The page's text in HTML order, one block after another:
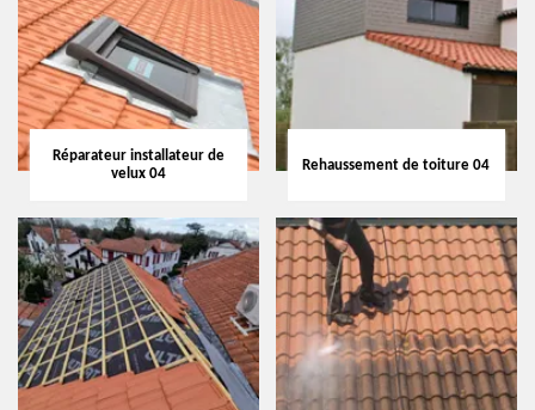
Réparateur installateur de
velux 04
Rehaussement de toiture 04